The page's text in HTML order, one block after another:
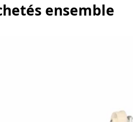
ensemble